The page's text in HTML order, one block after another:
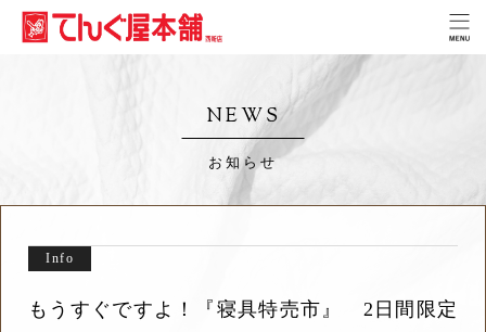
NEWS
お知らせ
もうすぐですよ！『寝具特売市』 2日間限定
Info